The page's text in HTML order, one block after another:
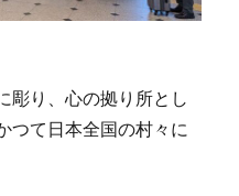
彫り、心の拠り所とし
つて日本全国の村々に